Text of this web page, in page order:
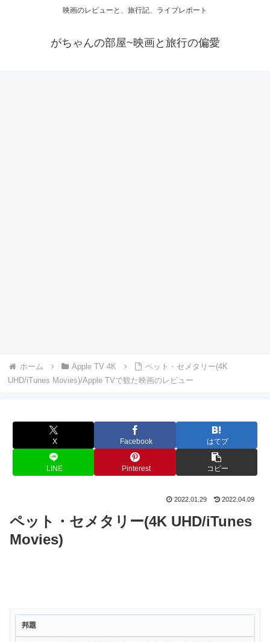
映画のレビューと、旅行記、ライブレポート
がちゃんの部屋~映画と旅行の偏愛
ホーム Apple TV 4K
ペット・セメタリー(4K
UHD/iTunes Movies)/Apple TVで観た映画のレビュー
X Facebook はてブ
LINE Pinterest コピー
2022.01.29 2022.04.09
ペット・セメタリー(4K UHD/iTunes
Movies)
邦題